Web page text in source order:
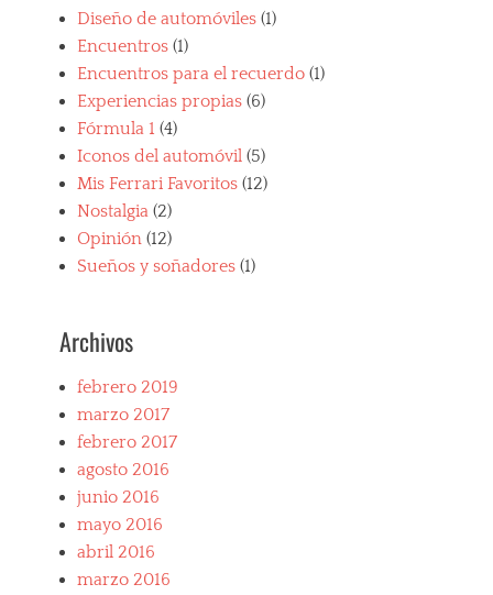
Diseño de automóviles (1)
Encuentros (1)
Encuentros para el recuerdo (1)
Experiencias propias (6)
Fórmula 1 (4)
Iconos del automóvil (5)
Mis Ferrari Favoritos (12)
Nostalgia (2)
Opinión (12)
Sueños y soñadores (1)
Archivos
febrero 2019
marzo 2017
febrero 2017
agosto 2016
junio 2016
mayo 2016
abril 2016
marzo 2016